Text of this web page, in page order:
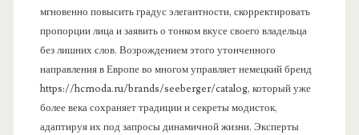
мгновенно повысить градус элегантности, скорректировать
пропорции лица и заявить о тонком вкусе своего владельца
без лишних слов. Возрождением этого утонченного
направления в Европе во многом управляет немецкий бренд
https://hcmoda.ru/brands/seeberger/catalog, который уже
более века сохраняет традиции и секреты модисток,
адаптируя их под запросы динамичной жизни. Эксперты